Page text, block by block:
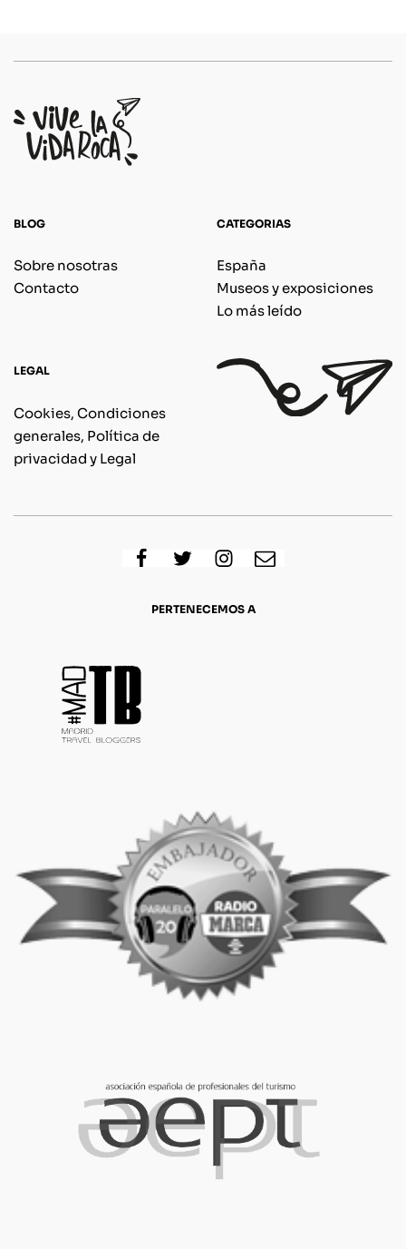
BLOG
Sobre nosotras
Contacto
CATEGORIAS
España
Museos y exposiciones
Lo más leído
LEGAL
Cookies, Condiciones
generales, Política de
privacidad y Legal
PERTENECEMOS A